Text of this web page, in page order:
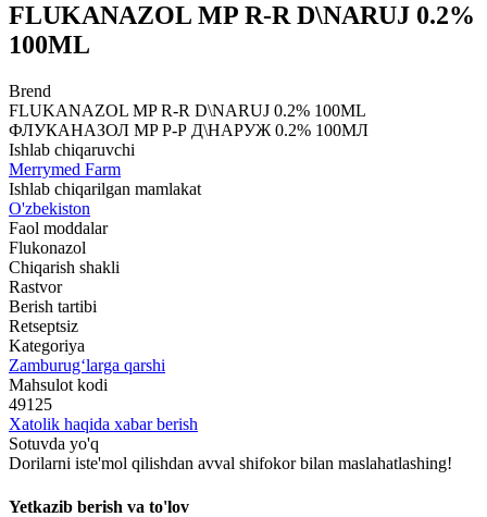
FLUKANAZOL MP R-R D\NARUJ 0.2%
100ML
Brend
FLUKANAZOL MP R-R D\NARUJ 0.2% 100ML
ФЛУКАНАЗОЛ MP Р-Р Д\НАРУЖ 0.2% 100МЛ
Ishlab chiqaruvchi
Merrymed Farm
Ishlab chiqarilgan mamlakat
O'zbekiston
Faol moddalar
Flukonazol
Chiqarish shakli
Rastvor
Berish tartibi
Retseptsiz
Kategoriya
Zamburug‘larga qarshi
Mahsulot kodi
49125
Xatolik haqida xabar berish
Sotuvda yo'q
Dorilarni iste'mol qilishdan avval shifokor bilan maslahatlashing!
Yetkazib berish va to'lov